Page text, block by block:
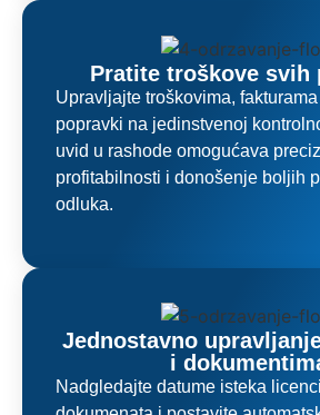
Pratite troškove svih
Upravljajte troškovima,
popravki na jedinstvenoj
uvid u rashode omogućava
profitabilnosti i donošenje boljih
odluka.
Jednostavno
i
Nadgledajte datume isteka